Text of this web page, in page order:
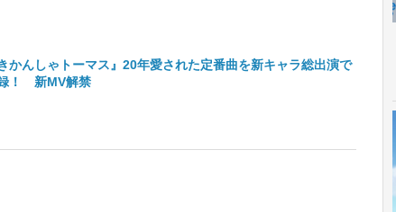
きかんしゃトーマス』20年愛された定番曲を新キャラ総出演で
！ 新MV解禁